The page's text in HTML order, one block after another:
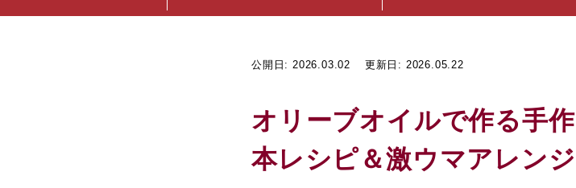
公開日: 2026.03.02 更新日: 2026.05.22
オリーブオイルで作る手
本レシピ＆激ウマアレン